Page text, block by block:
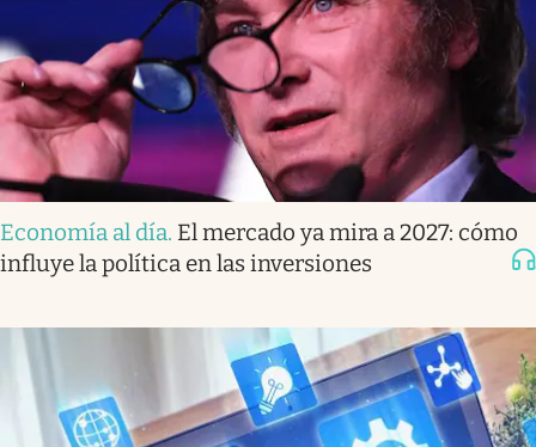
Economía al día. El mercado ya mira a 2027: cómo
influye la política en las inversiones